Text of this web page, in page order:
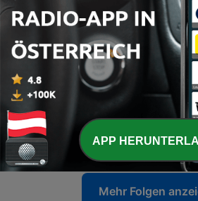
SOUL Vol 16
04 Feb. 2026
15 - SOUL Vol 15
14 Jan. 2026
- SOUL Vol 14
11 Dez. 2025
Mehr Folgen
APP